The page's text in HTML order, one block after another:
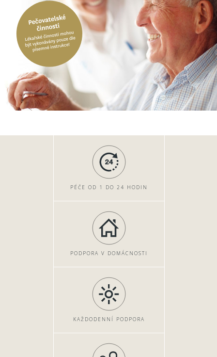
PÉČE OD 1 DO 24 HODIN
PODPORA V DOMÁCNOSTI
KAŽDODENNÍ PODPORA